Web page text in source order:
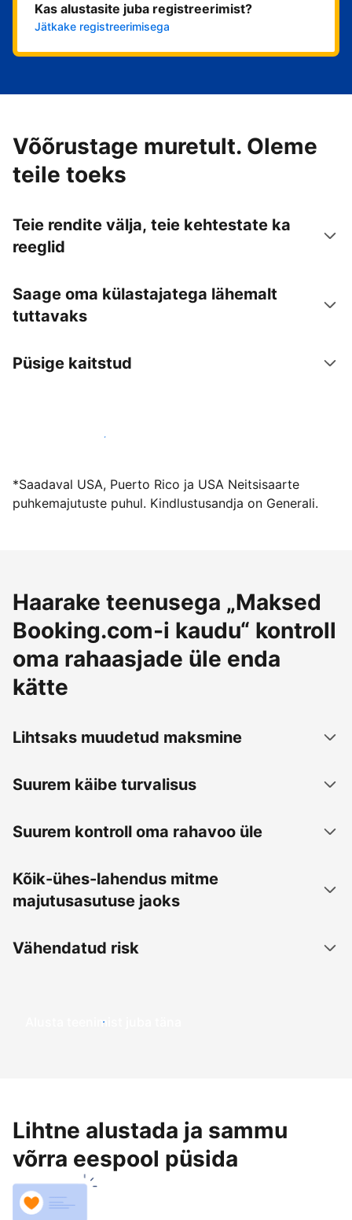
Kas alustasite juba registreerimist?
Jätkake registreerimisega
Võõrustage muretult. Oleme
teile toeks
Teie rendite välja, teie kehtestate ka
reeglid
Saage oma külastajatega lähemalt
tuttavaks
Püsige kaitstud
Võõrusta meiega juba täna
*Saadaval USA, Puerto Rico ja USA Neitsisaarte
puhkemajutuste puhul. Kindlustusandja on Generali.
Haarake teenusega „Maksed
Booking.com-i kaudu“ kontroll
oma rahaasjade üle enda
kätte
Lihtsaks muudetud maksmine
Suurem käibe turvalisus
Suurem kontroll oma rahavoo üle
Kõik-ühes-lahendus mitme
majutusasutuse jaoks
Vähendatud risk
Alusta teenimist juba täna
Lihtne alustada ja sammu
võrra eespool püsida